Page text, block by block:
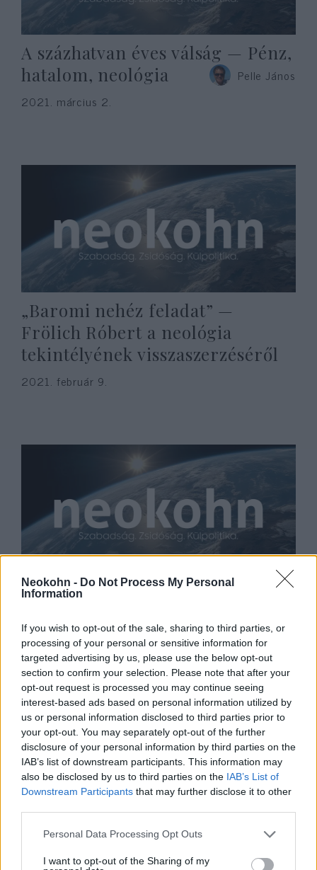
Neokohn - Do Not Process My Personal
Information
If you wish to opt-out of the sale, sharing to third parties, or
processing of your personal or sensitive information for
targeted advertising by us, please use the below opt-out
section to confirm your selection. Please note that after your
opt-out request is processed you may continue seeing
interest-based ads based on personal information utilized by
us or personal information disclosed to third parties prior to
your opt-out. You may separately opt-out of the further
disclosure of your personal information by third parties on the
IAB’s list of downstream participants. This information may
also be disclosed by us to third parties on the IAB’s List of
Downstream Participants that may further disclose it to other
Please note that this website/app uses one or more Google
not limited to your visit or usage behaviour. You may click to
Personal Data Processing Opt Outs
I want to opt-out of the Sharing of my
A százhatvan éves válság — Pénz,
hatalom, neológia
Pelle János
2021. március 2.
„Baromi nehéz feladat” —
Frölich Róbert a neológia
tekintélyének visszaszerzéséről
2021. február 9.
Nagy pofon a Mazsihisz
Tamást a rabbitestület
elnökeként
2020. december 29.